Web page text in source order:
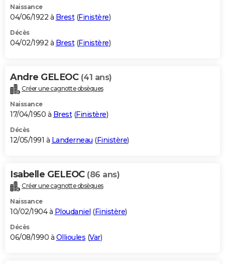
Naissance
04/06/1922 à Brest(Finistère)
Décès
04/02/1992 à Brest(Finistère)
Andre GELEOC (41 ans)
Créer une cagnotte obsèques
Naissance
17/04/1950 à Brest(Finistère)
Décès
12/05/1991 à Landerneau (Finistère)
Isabelle GELEOC (86 ans)
Créer une cagnotte obsèques
Naissance
10/02/1904 à Ploudaniel (Finistère)
Décès
06/08/1990 à Ollioules (Var)